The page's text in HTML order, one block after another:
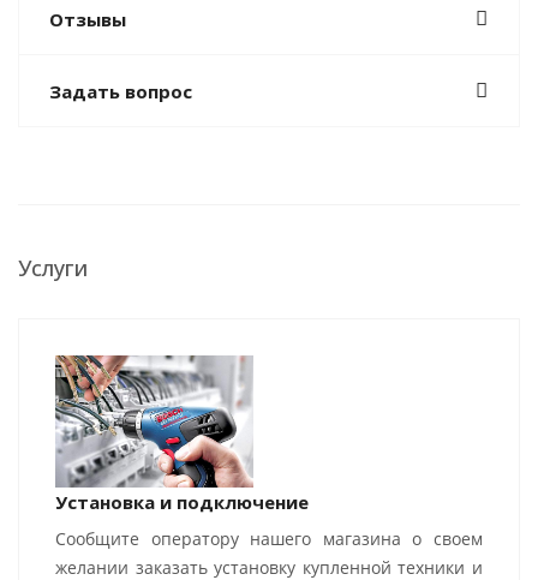
Отзывы
Задать вопрос
Услуги
Установка и подключение
Сообщите оператору нашего магазина о своем
желании заказать установку купленной техники и